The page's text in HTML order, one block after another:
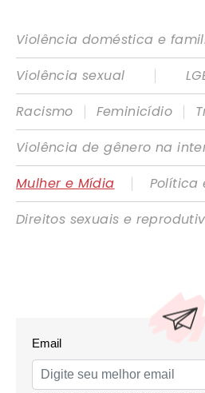
Violência doméstica e
Violência sexual
|
Racismo
| Feminicídio |
Violência de gênero na
Mulher e Mídia
|
Política
Direitos sexuais e